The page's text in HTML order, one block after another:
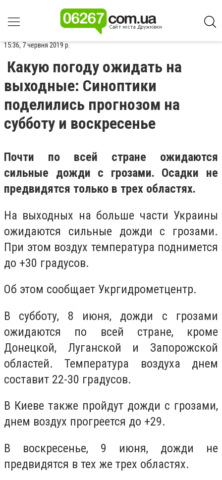
15:36, 7 червня 2019 р.
Какую погоду ожидать на
выходные: Синоптики
поделились прогнозом на
субботу и воскресенье
Почти по всей стране ожидаются
сильные дожди с грозами. Осадки не
предвидятся только в трех областях.
На выходных на больше части Украины
ожидаются сильные дожди с грозами.
При этом воздух температура поднимется
до +30 градусов.
Об этом сообщает Укргидрометцентр.
В субботу, 8 июня, дожди с грозами
ожидаются по всей стране, кроме
Донецкой, Луганской и Запорожской
областей. Температура воздуха днем
составит 22-30 градусов.
В Киеве также пройдут дожди с грозами,
днем воздух прогреется до +29.
В воскресенье, 9 июня, дожди не
предвидятся в тех же трех областях.